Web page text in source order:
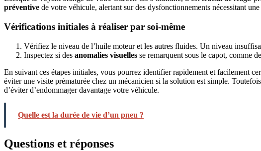
préventive de votre véhicule, alertant sur des dysfonctionnements nécessitant
Vérifications initiales à réaliser par soi-même
Vérifiez le niveau de l’huile moteur et les autres fluides. Un niveau
Inspectez si des anomalies visuelles se remarquent sous le capot, comme
En suivant ces étapes initiales, vous pourrez identifier rapidement et facilement
éviter une visite prématurée chez un mécanicien si la solution est simple.
d’éviter d’endommager davantage votre véhicule.
Quelle est la durée de vie d’un pneu ?
Questions et réponses